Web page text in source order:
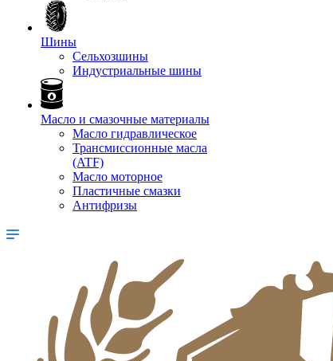
Шины
Сельхозшины
Индустриальные шины
Масло и смазочные материалы
Масло гидравлическое
Трансмиссионные масла
(ATF)
Масло моторное
Пластичные смазки
Антифризы